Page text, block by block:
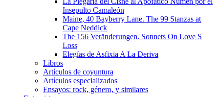
Insepulto Camaleón
Maine, 40 Bayberry Lane. The 99 Stanzas at
Cape Neddick
The 156 Veränderungen. Sonnets On Love S
Loss
Elegías de Asfixia A La Deriva
Libros
Artículos de coyuntura
Artículos especializados
Ensayos: rock, género, y similares